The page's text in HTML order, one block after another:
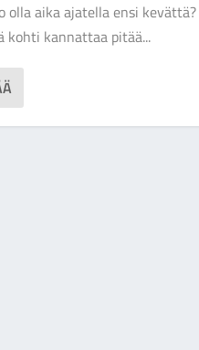
olla aika ajatella ensi kevättä?
kohti kannattaa pitää...